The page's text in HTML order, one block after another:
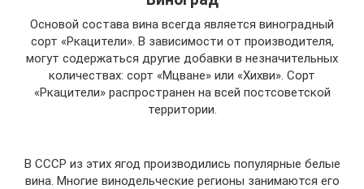
Основой состава вина всегда является виноградный
сорт «Ркацители». В зависимости от производителя,
могут содержаться другие добавки в незначительных
количествах: сорт «Мцване» или «Хихви». Сорт
«Ркацители» распространен на всей постсоветской
территории.
В СССР из этих ягод производились популярные белые
вина. Многие винодельческие регионы занимаются его